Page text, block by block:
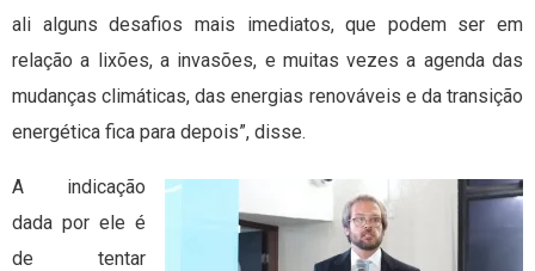
ali alguns desafios mais imediatos, que podem ser em
relação a lixões, a invasões, e muitas vezes a agenda das
mudanças climáticas, das energias renováveis e da transição
energética fica para depois”, disse.
A indicação
dada por ele é
de tentar